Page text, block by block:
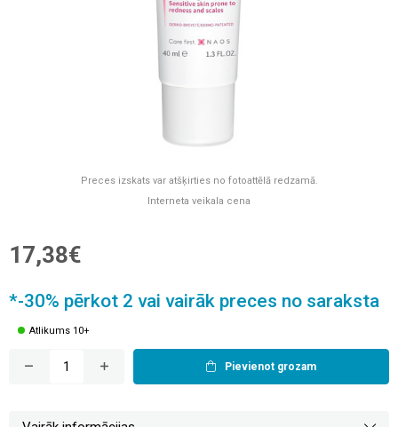
Preces izskats var atšķirties no fotoattēlā redzamā.
Interneta veikala cena
17,38€
*-30% pērkot 2 vai vairāk preces no saraksta
Atlikums 10+
Pievienot grozam